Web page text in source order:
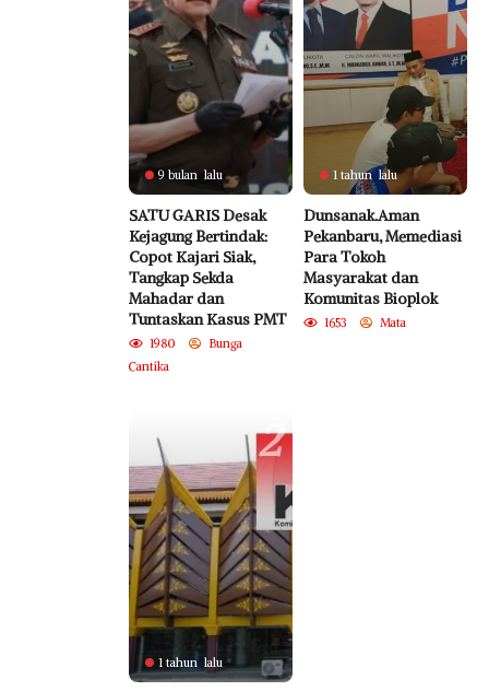
9 bulan lalu
SATU GARIS Desak
Kejagung Bertindak:
Copot Kajari Siak,
Tangkap Sekda
Mahadar dan
Tuntaskan Kasus PMT
1980
Bunga
Cantika
1 tahun lalu
Dunsanak.Aman
Pekanbaru, Memediasi
Para Tokoh
Masyarakat dan
Komunitas Bioplok
1653 Mata
2
1 tahun lalu